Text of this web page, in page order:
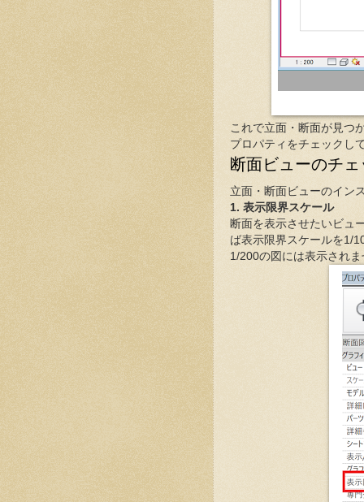
これで立面・断面が見つ
プロパティをチェックし
断面ビューのチ
立面・断面ビューのイン
1. 表示限界スケール
断面を表示させたいビュ
ば表示限界スケールを1/
1/200の図には表示され